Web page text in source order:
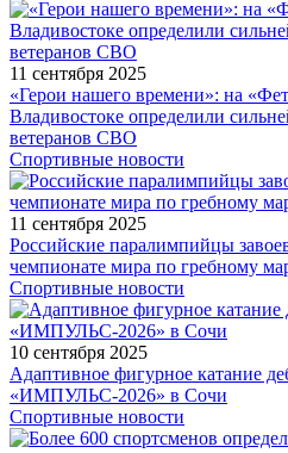
11 сентября 2025
«Герои нашего времени»: на
Владивостоке определили
ветеранов СВО
Спортивные новости
11 сентября 2025
Российские паралимпийцы
чемпионате мира по гребному
Спортивные новости
10 сентября 2025
Адаптивное фигурное катание
«ИМПУЛЬС-2026» в Сочи
Спортивные новости